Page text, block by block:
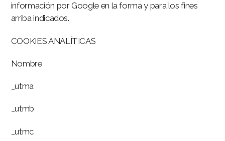
información por Google en la forma y para los fines
arriba indicados.
COOKIES ANALÍTICAS
Nombre
_utma
_utmb
_utmc